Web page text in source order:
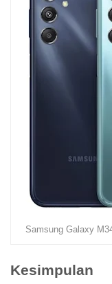
Samsung Galaxy
Kesimpulan